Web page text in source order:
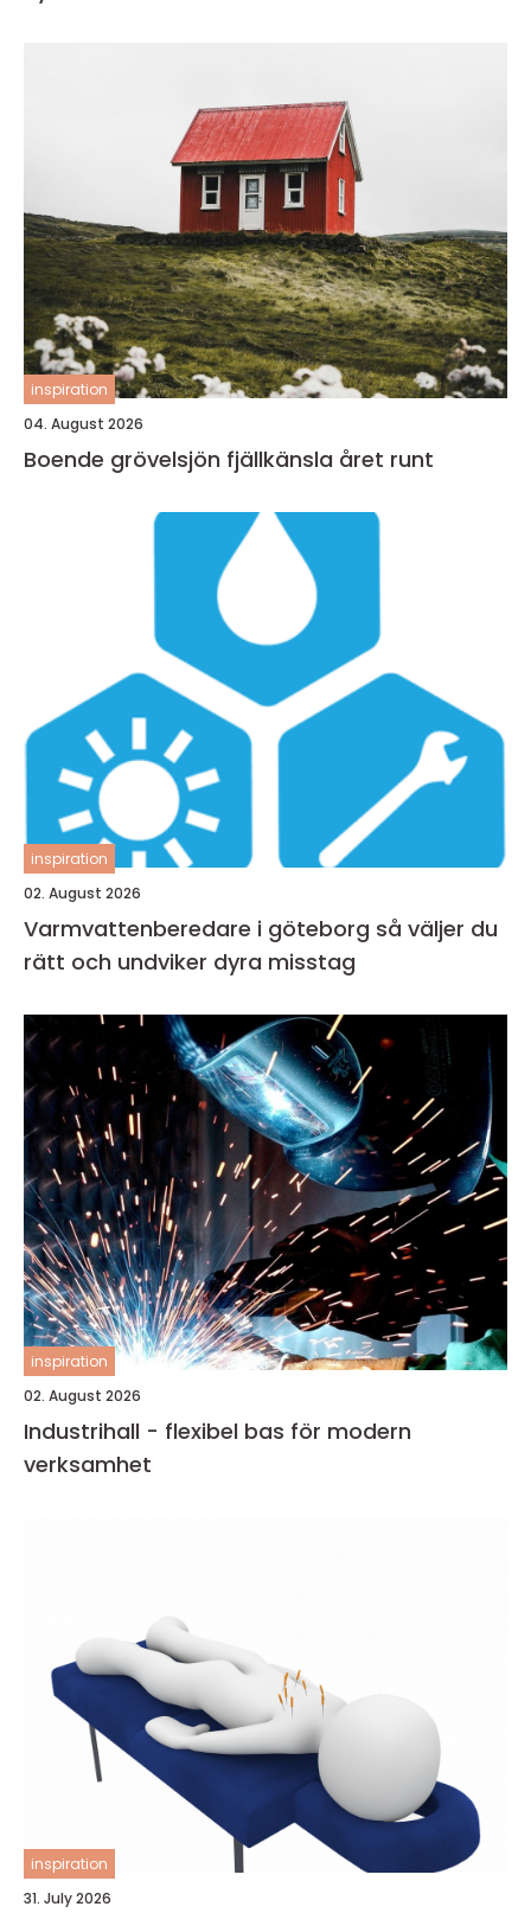
inspiration
04. August 2026
Boende grövelsjön fjällkänsla året runt
inspiration
02. August 2026
Varmvattenberedare i göteborg så väljer du
rätt och undviker dyra misstag
inspiration
02. August 2026
Industrihall - flexibel bas för modern
verksamhet
inspiration
31. July 2026